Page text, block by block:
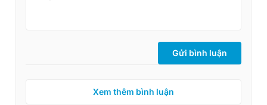
Gửi bình luận
Xem thêm bình luận